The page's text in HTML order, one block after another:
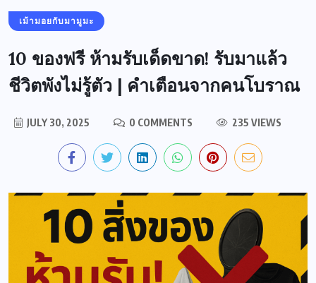
เม้ามอยกับมามูมะ
10 ของฟรี ห้ามรับเด็ดขาด! รับมาแล้ว
ชีวิตพังไม่รู้ตัว | คำเตือนจากคนโบราณ
JULY 30, 2025 0 COMMENTS 235 VIEWS